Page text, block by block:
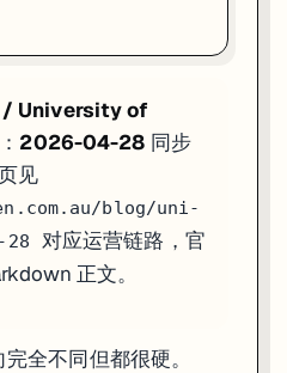
月 18–21 日黄金海岸 The Star，
女性 / 4 代人 / 1200+ 论文 / 135 位
究机会，这篇可以直接当作今天的
/ University of
2026-04-28 同步
见
blog/uni-
28
对应运营链路，官
正文。
全不同但都很硬。